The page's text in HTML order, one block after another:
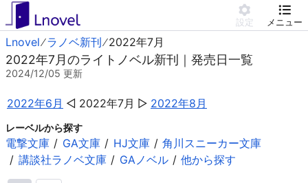
設定 メニュー
Lnovel ラノベ新刊 2022年7月
2022年7月のライトノベル新刊｜発売日一覧
2024/12/05 更新
2022年6月 2022年7月 2022年8月
レーベルから探す
電撃文庫 GA文庫 HJ文庫
角川スニーカー文庫
講談社ラノベ文庫
GAノベル 他から探す